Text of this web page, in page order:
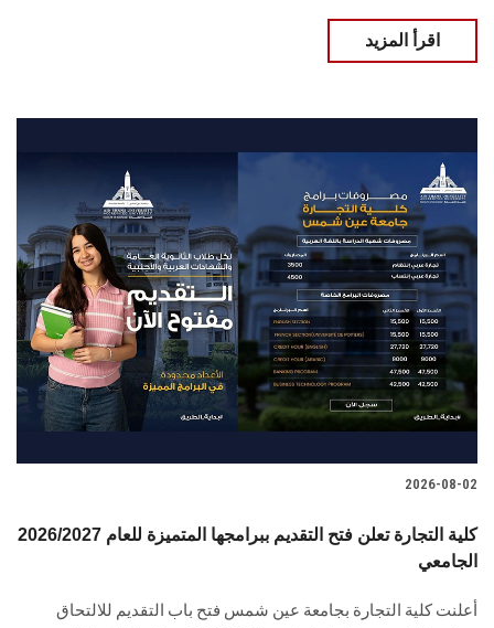
اقرأ المزيد
2026-08-02
2026/2027 كلية التجارة تعلن فتح التقديم ببرامجها المتميزة للعام
الجامعي
أعلنت كلية التجارة بجامعة عين شمس فتح باب التقديم للالتحاق